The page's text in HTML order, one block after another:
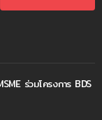
ร่วมโครงการ BDS